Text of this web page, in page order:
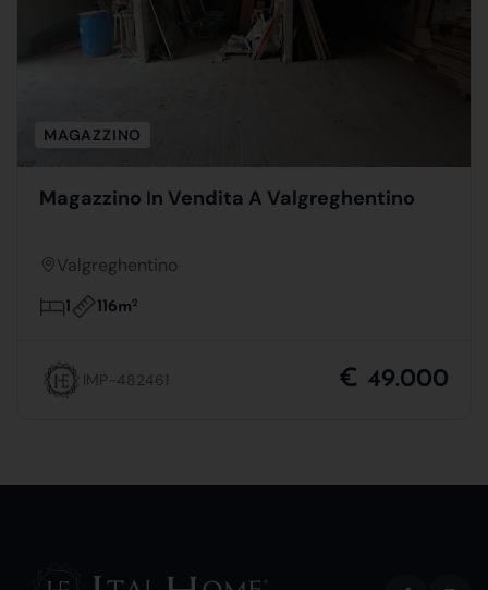
MAGAZZINO
Magazzino In Vendita A Valgreghentino
Valgreghentino
1 116m2
IMP-482461 € 49.000